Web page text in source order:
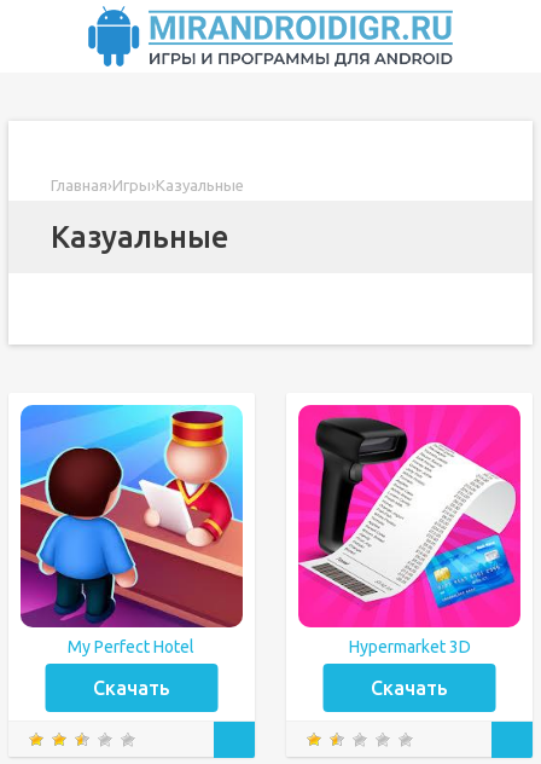
Главная›Игры›Казуальные
Казуальные
My Perfect Hotel
Скачать
Hypermarket 3D
Скачать